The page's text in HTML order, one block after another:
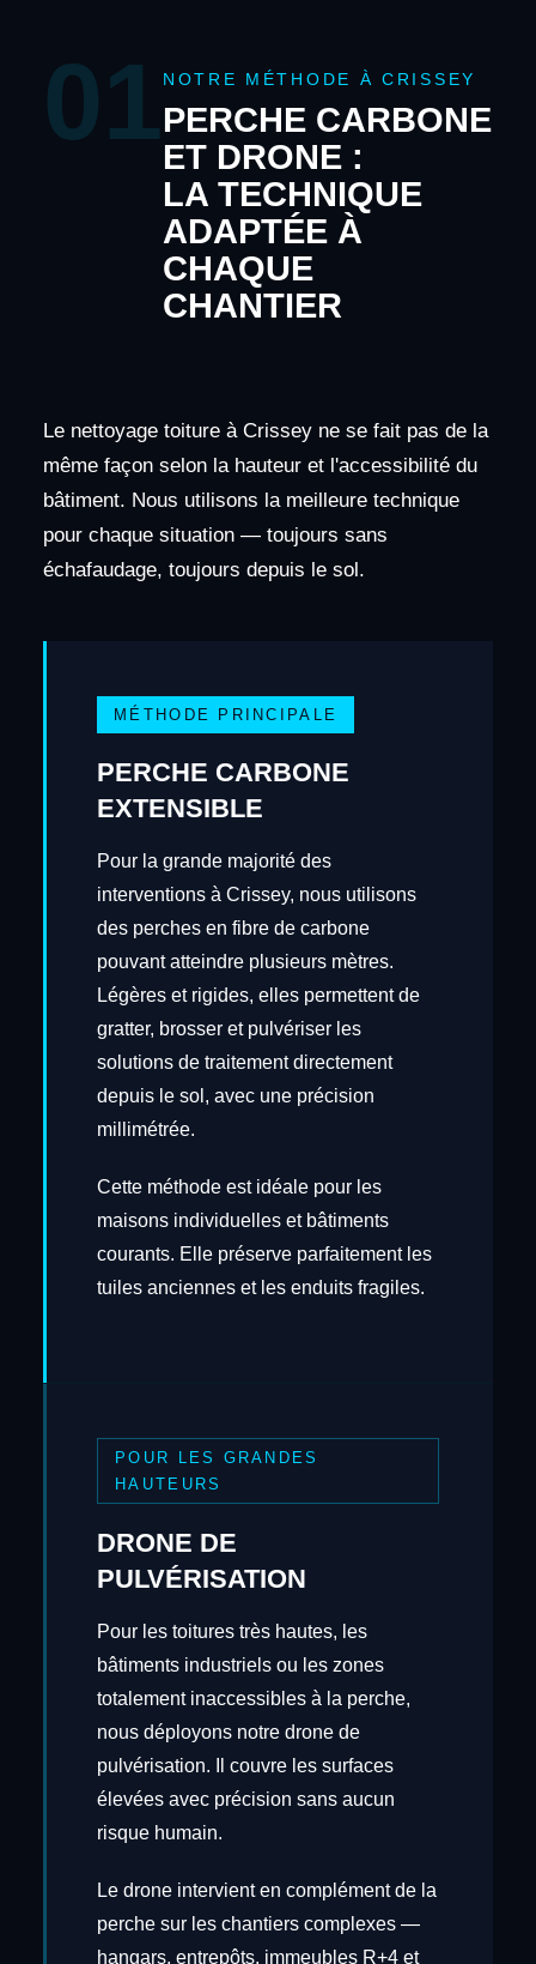
01 NOTRE MÉTHODE À CRISSEY
PERCHE CARBONE
ET DRONE :
LA TECHNIQUE
ADAPTÉE À
CHAQUE
CHANTIER
Le nettoyage toiture à Crissey ne se fait pas de la
même façon selon la hauteur et l'accessibilité du
bâtiment. Nous utilisons la meilleure technique
pour chaque situation — toujours sans
échafaudage, toujours depuis le sol.
MÉTHODE PRINCIPALE
PERCHE CARBONE
EXTENSIBLE
Pour la grande majorité des
interventions à Crissey, nous utilisons
des perches en fibre de carbone
pouvant atteindre plusieurs mètres.
Légères et rigides, elles permettent de
gratter, brosser et pulvériser les
solutions de traitement directement
depuis le sol, avec une précision
millimétrée.
Cette méthode est idéale pour les
maisons individuelles et bâtiments
courants. Elle préserve parfaitement les
tuiles anciennes et les enduits fragiles.
POUR LES GRANDES
HAUTEURS
DRONE DE
PULVÉRISATION
Pour les toitures très hautes, les
bâtiments industriels ou les zones
totalement inaccessibles à la perche,
nous déployons notre drone de
pulvérisation. Il couvre les surfaces
élevées avec précision sans aucun
risque humain.
Le drone intervient en complément de la
perche sur les chantiers complexes —
hangars, entrepôts, immeubles R+4 et